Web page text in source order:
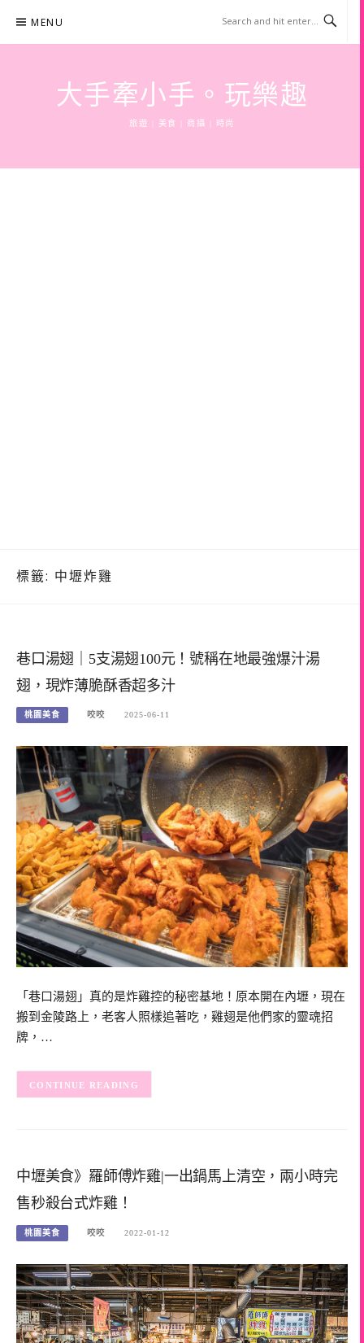
content
MENU
大手牽小手。玩樂趣
旅遊 | 美食 | 商攝 | 時尚
標籤: 中壢炸雞
巷口湯翅｜5支湯翅100元！號稱在地最強爆汁湯
翅，現炸薄脆酥香超多汁
桃園美食 咬咬 2025-06-11
「巷口湯翅」真的是炸雞控的秘密基地！原本開在內壢，現在
搬到金陵路上，老客人照樣追著吃，雞翅是他們家的靈魂招
牌，…
CONTINUE READING
中壢美食》羅師傅炸雞|一出鍋馬上清空，兩小時完
售秒殺台式炸雞！
桃園美食 咬咬 2022-01-12